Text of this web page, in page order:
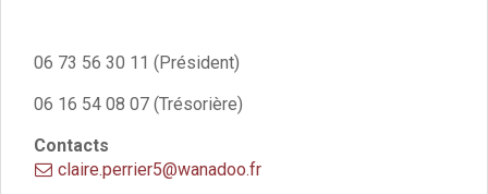
Licences boissons
Cadastre
Actes d’état civil
06 73 56 30 11 (Président)
06 16 54 08 07 (Trésorière)
Contacts
claire.perrier5@wanadoo.fr